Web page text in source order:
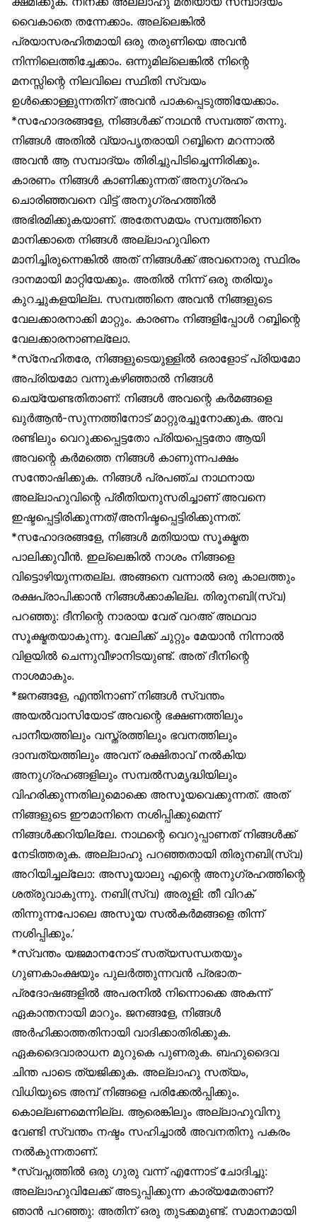
വൈകാതെ തന്നേക്കാം. അല്ലെങ്കിൽ
പ്രയാസരഹിതമായി ഒരു തരുണിയെ അവൻ
നിന്നിലെത്തിച്ചേക്കാം. ഒന്നുമില്ലെങ്കിൽ നിന്റെ
മനസ്സിന്റെ നിലവിലെ സ്ഥിതി സ്വയം
ഉൾക്കൊള്ളുന്നതിന് അവൻ പാകപ്പെടുത്തിയേക്കാം.
*സഹോദരങ്ങളേ, നിങ്ങൾക്ക് നാഥൻ സമ്പത്ത് തന്നു.
നിങ്ങൾ അതിൽ വ്യാപൃതരായി റബ്ബിനെ മറന്നാൽ
അവൻ ആ സമ്പാദ്യം തിരിച്ചുപിടിച്ചെന്നിരിക്കും.
കാരണം നിങ്ങൾ കാണിക്കുന്നത് അനുഗ്രഹം
ചൊരിഞ്ഞവനെ വിട്ട് അനുഗ്രഹത്തിൽ
അഭിരമിക്കുകയാണ്. അതേസമയം സമ്പത്തിനെ
മാനിക്കാതെ നിങ്ങൾ അല്ലാഹുവിനെ
മാനിച്ചിരുന്നെങ്കിൽ അത് നിങ്ങൾക്ക് അവനൊരു സ്ഥിരം
ദാനമായി മാറ്റിയേക്കും. അതിൽ നിന്ന് ഒരു തരിയും
കുറച്ചുകളയില്ല. സമ്പത്തിനെ അവൻ നിങ്ങളുടെ
വേലക്കാരനാക്കി മാറ്റും. കാരണം നിങ്ങളിപ്പോൾ റബ്ബിന്റെ
വേലക്കാരനാണല്ലോ.
*സ്‌നേഹിതരേ, നിങ്ങളുടെയുള്ളിൽ ഒരാളോട് പ്രിയമോ
അപ്രിയമോ വന്നുകഴിഞ്ഞാൽ നിങ്ങൾ
ചെയ്യേണ്ടതിതാണ്: നിങ്ങൾ അവന്റെ കർമങ്ങളെ
ഖുർആൻ-സുന്നത്തിനോട് മാറ്റുരച്ചുനോക്കുക. അവ
രണ്ടിലും വെറുക്കപ്പെട്ടതോ പ്രിയപ്പെട്ടതോ ആയി
അവന്റെ കർമത്തെ നിങ്ങൾ കാണുന്നപക്ഷം
സന്തോഷിക്കുക. നിങ്ങൾ പ്രപഞ്ച നാഥനായ
അല്ലാഹുവിന്റെ പ്രീതിയനുസരിച്ചാണ് അവനെ
ഇഷ്ടപ്പെട്ടിരിക്കുന്നത്/അനിഷ്ടപ്പെട്ടിരിക്കുന്നത്.
*സഹോദരങ്ങളേ, നിങ്ങൾ മതിയായ സൂക്ഷ്മത
പാലിക്കുവീൻ. ഇല്ലെങ്കിൽ നാശം നിങ്ങളെ
വിട്ടൊഴിയുന്നതല്ല. അങ്ങനെ വന്നാൽ ഒരു കാലത്തും
രക്ഷപ്രാപിക്കാൻ നിങ്ങൾക്കാകില്ല. തിരുനബി(സ്വ)
പറഞ്ഞു: ദീനിന്റെ നാരായ വേര് വറഅ് അഥവാ
സൂക്ഷ്മതയാകുന്നു. വേലിക്ക് ചുറ്റും മേയാൻ നിന്നാൽ
വിളയിൽ ചെന്നുവീഴാനിടയുണ്ട്. അത് ദീനിന്റെ
നാശമാകും.
*ജനങ്ങളേ, എന്തിനാണ് നിങ്ങൾ സ്വന്തം
അയൽവാസിയോട് അവന്റെ ഭക്ഷണത്തിലും
പാനീയത്തിലും വസ്ത്രത്തിലും ഭവനത്തിലും
ദാമ്പത്യത്തിലും അവന് രക്ഷിതാവ് നൽകിയ
അനുഗ്രഹങ്ങളിലും സമ്പൽസമൃദ്ധിയിലും
വിഹരിക്കുന്നതിലുമൊക്കെ അസൂയവെക്കുന്നത്. അത്
നിങ്ങളുടെ ഈമാനിനെ നശിപ്പിക്കുമെന്ന്
നിങ്ങൾക്കറിയില്ലേ. നാഥന്റെ വെറുപ്പാണത് നിങ്ങൾക്ക്
നേടിത്തരുക. അല്ലാഹു പറഞ്ഞതായി തിരുനബി(സ്വ)
അറിയിച്ചല്ലോ: അസൂയാലു എന്റെ അനുഗ്രഹത്തിന്റെ
ശത്രുവാകുന്നു. നബി(സ്വ) അരുളി: തീ വിറക്
തിന്നുന്നപോലെ അസൂയ സൽകർമങ്ങളെ തിന്ന്
നശിപ്പിക്കും.’
*സ്വന്തം യജമാനനോട് സത്യസന്ധതയും
ഗുണകാംക്ഷയും പുലർത്തുന്നവൻ പ്രഭാത-
പ്രദോഷങ്ങളിൽ അപരനിൽ നിന്നൊക്കെ അകന്ന്
ഏകാന്തനായി മാറും. ജനങ്ങളേ, നിങ്ങൾ
അർഹിക്കാത്തതിനായി വാദിക്കാതിരിക്കുക.
ഏകദൈവാരാധന മുറുകെ പുണരുക. ബഹുദൈവ
ചിന്ത പാടെ ത്യജിക്കുക. അല്ലാഹു സത്യം,
വിധിയുടെ അമ്പ് നിങ്ങളെ പരിക്കേൽപ്പിക്കും.
കൊല്ലണമെന്നില്ല. ആരെങ്കിലും അല്ലാഹുവിനു
വേണ്ടി സ്വന്തം നഷ്ടം സഹിച്ചാൽ അവനതിനു പകരം
നൽകുന്നതാണ്.
*സ്വപ്നത്തിൽ ഒരു ഗുരു വന്ന് എന്നോട് ചോദിച്ചു:
അല്ലാഹുവിലേക്ക് അടുപ്പിക്കുന്ന കാര്യമേതാണ്?
ഞാൻ പറഞ്ഞു: അതിന് ഒരു തുടക്കമുണ്ട്. സമാനമായി